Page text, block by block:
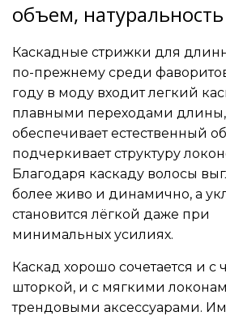
объем, натуральность
Каскадные стрижки для
по-прежнему среди
году в моду входит легкий
плавными переходами длины,
обеспечивает естественный
подчеркивает структуру
Благодаря каскаду волосы
более живо и динамично, а
становится лёгкой даже при
минимальных усилиях.
Каскад хорошо сочетается и с
шторкой, и с мягкими
трендовыми аксессуарами.